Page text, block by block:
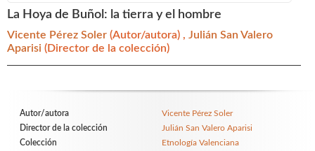
La Hoya de Buñol: la tierra y el hombre
Vicente Pérez Soler (Autor/autora) , Julián San Valero
Aparisi (Director de la colección)
Autor/autora
Vicente Pérez Soler
Director de la colección
Julián San Valero Aparisi
Colección
Etnología Valenciana